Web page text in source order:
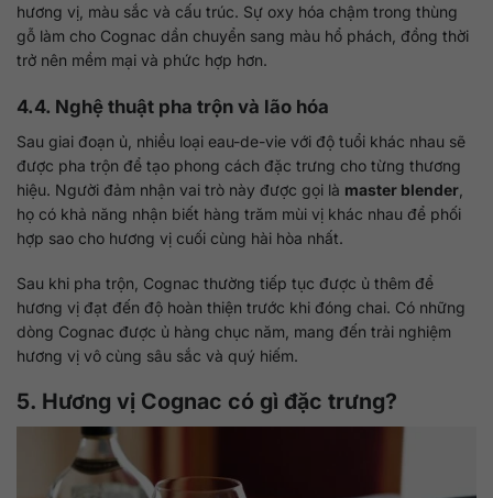
hương vị, màu sắc và cấu trúc. Sự oxy hóa chậm trong thùng
gỗ làm cho Cognac dần chuyển sang màu hổ phách, đồng thời
trở nên mềm mại và phức hợp hơn.
4.4. Nghệ thuật pha trộn và lão hóa
Sau giai đoạn ủ, nhiều loại eau-de-vie với độ tuổi khác nhau sẽ
được pha trộn để tạo phong cách đặc trưng cho từng thương
hiệu. Người đảm nhận vai trò này được gọi là master blender
họ có khả năng nhận biết hàng trăm mùi vị khác nhau để phối
hợp sao cho hương vị cuối cùng hài hòa nhất.
Sau khi pha trộn, Cognac thường tiếp tục được ủ thêm để
hương vị đạt đến độ hoàn thiện trước khi đóng chai. Có những
dòng Cognac được ủ hàng chục năm, mang đến trải nghiệm
hương vị vô cùng sâu sắc và quý hiếm.
5. Hương vị Cognac có gì đặc trưng?